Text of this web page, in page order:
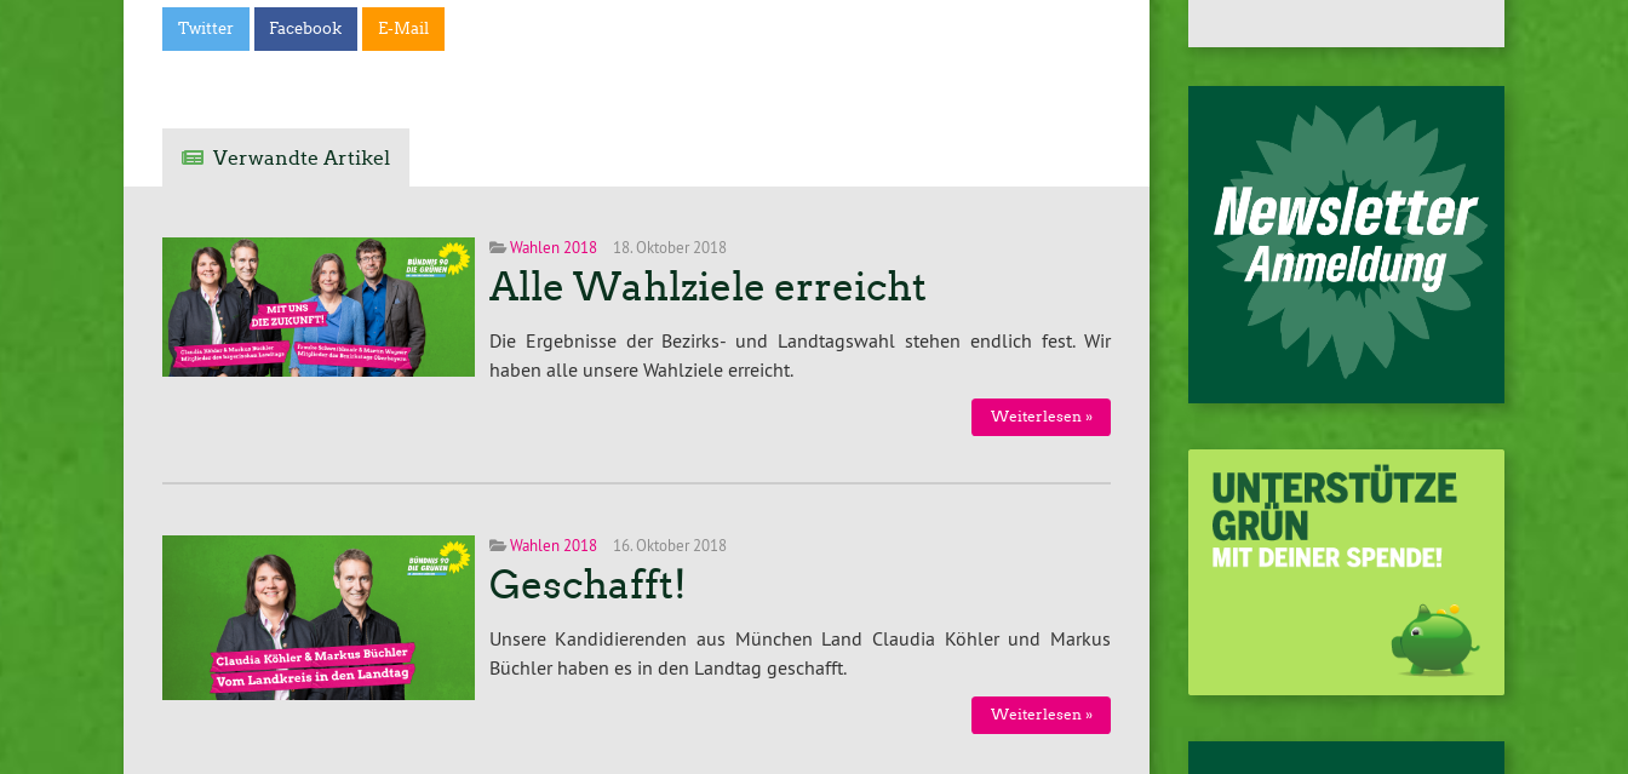
Twitter Facebook E-Mail
Verwandte Artikel
Wahlen 2018 18. Oktober 2018
Alle Wahlziele erreicht
Die Ergebnisse der Bezirks- und Landtagswahl stehen endlich fest. Wir
haben alle unsere Wahlziele erreicht.
Weiterlesen »
Wahlen 2018 16. Oktober 2018
Geschafft!
Unsere Kandidierenden aus München Land Claudia Köhler und Markus
Büchler haben es in den Landtag geschafft.
Weiterlesen »